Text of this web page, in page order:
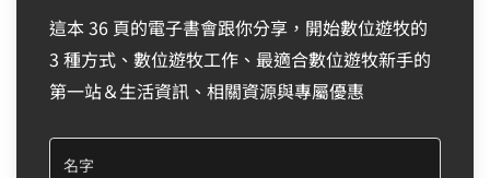
這本 36 頁的電子書會跟你分享，開始數位遊牧的
3 種方式、數位遊牧工作、最適合數位遊牧新手的
第一站＆生活資訊、相關資源與專屬優惠